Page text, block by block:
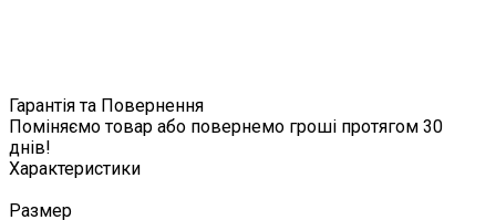
Гарантія та Повернення
Поміняємо товар або повернемо гроші протягом 30
днів!
Характеристики
Размер